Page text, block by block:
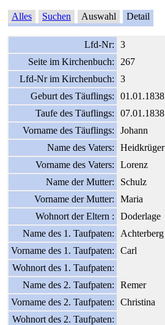
Alles Suchen Auswahl Detail
Lfd-Nr:
3
Seite im Kirchenbuch:
267
Lfd-Nr im Kirchenbuch:
3
Geburt des Täuflings:
01.01.1838
Taufe des Täuflings:
07.01.1838
Vorname des Täuflings:
Johann
Name des Vaters:
Heidkrüger
Vorname des Vaters:
Lorenz
Name der Mutter:
Schulz
Vorname der Mutter:
Maria
Wohnort der Eltern :
Doderlage
Name des 1. Taufpaten:
Achterberg
Vorname des 1. Taufpaten:
Carl
Wohnort des 1. Taufpaten:
Name des 2. Taufpaten:
Remer
Vorname des 2. Taufpaten:
Christina
Wohnort des 2. Taufpaten: